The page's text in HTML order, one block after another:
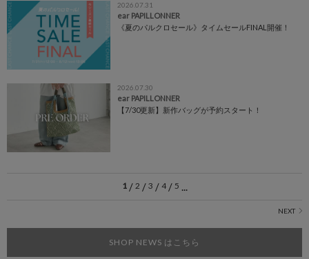
2026.07.31
ear PAPILLONNER
《夏のパルクロセール》タイムセールFINAL開催！
2026.07.30
ear PAPILLONNER
【7/30更新】新作バッグが予約スタート！
1/ 2 / 3 / 4/ 5 ...
SHOP NEWS はこちら